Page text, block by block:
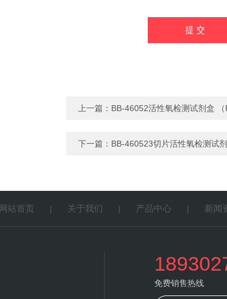
上一篇： BB-46052活性氧检测试剂盒
下一篇： BB-460523切片活性氧检测试
网站首页 | 关于我们 | 产品中心 | 新闻
免费销售热线